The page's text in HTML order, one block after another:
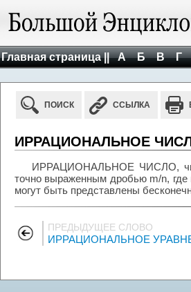
Главная страница || А Б В Г
ПОИСК ССЫЛКА
ИРРАЦИОНАЛЬНОЕ
ИРРАЦИОНАЛЬНОЕ ЧИСЛО,
точно выраженным дробью m/n,
могут быть представлены
ПРЕДЫДУЩЕЕ СЛОВО
ИРРАЦИОНАЛЬНОЕ